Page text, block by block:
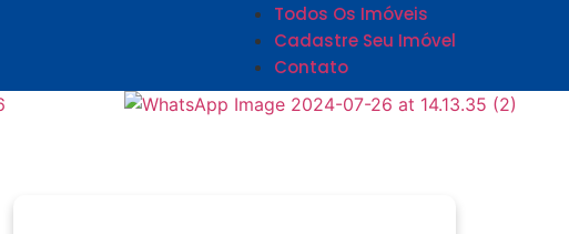
Todos Os Imóveis
Cadastre Seu Imóvel
Contato